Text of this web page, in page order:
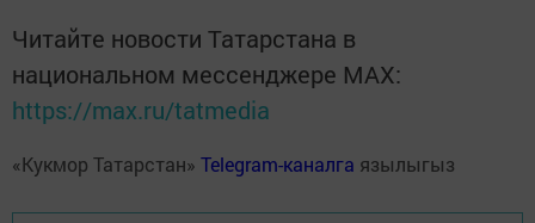
Читайте новости Татарстана в
национальном мессенджере MАХ:
https://max.ru/tatmedia
«Кукмор Татарстан» Telegram-каналга язылыгыз